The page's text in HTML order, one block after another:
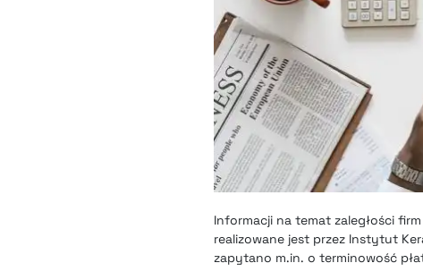
Informacji na temat zaległości
realizowane jest przez Instytut
zapytano m.in. o terminowość